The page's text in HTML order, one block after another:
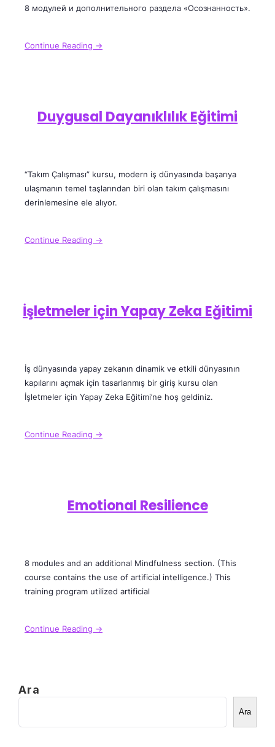
8 модулей и дополнительного раздела «Осознанность».
Continue Reading →
Duygusal Dayanıklılık Eğitimi
“Takım Çalışması” kursu, modern iş dünyasında başarıya
ulaşmanın temel taşlarından biri olan takım çalışmasını
derinlemesine ele alıyor.
Continue Reading →
İşletmeler için Yapay Zeka Eğitimi
İş dünyasında yapay zekanın dinamik ve etkili dünyasının
kapılarını açmak için tasarlanmış bir giriş kursu olan
İşletmeler için Yapay Zeka Eğitimi’ne hoş geldiniz.
Continue Reading →
Emotional Resilience
8 modules and an additional Mindfulness section. (This
course contains the use of artificial intelligence.) This
training program utilized artificial
Continue Reading →
Ara
Ara